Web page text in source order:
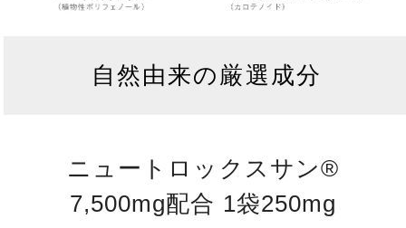
自然由来の厳選成分
ニュートロックスサン®
7,500mg配合 1袋250mg